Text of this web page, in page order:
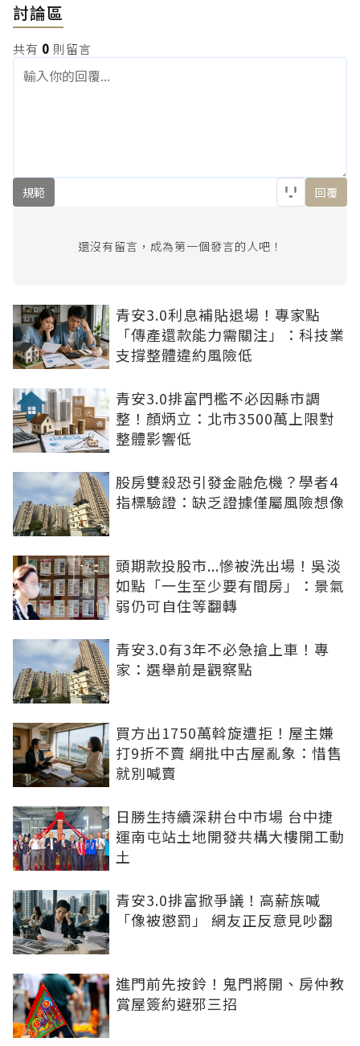
討論區
共有 0 則留言
規範 回覆
還沒有留言，成為第一個發言的人吧！
青安3.0利息補貼退場！專家點
「傳產還款能力需關注」：科技業
支撐整體違約風險低
青安3.0排富門檻不必因縣市調
整！顏炳立：北市3500萬上限對
整體影響低
股房雙殺恐引發金融危機？學者4
指標驗證：缺乏證據僅屬風險想像
頭期款投股市...慘被洗出場！吳淡
如點「一生至少要有間房」：景氣
弱仍可自住等翻轉
青安3.0有3年不必急搶上車！專
家：選舉前是觀察點
買方出1750萬斡旋遭拒！屋主嫌
打9折不賣 網批中古屋亂象：惜售
就別喊賣
日勝生持續深耕台中市場 台中捷
運南屯站土地開發共構大樓開工動
土
青安3.0排富掀爭議！高薪族喊
「像被懲罰」 網友正反意見吵翻
進門前先按鈴！鬼門將開、房仲教
賞屋簽約避邪三招